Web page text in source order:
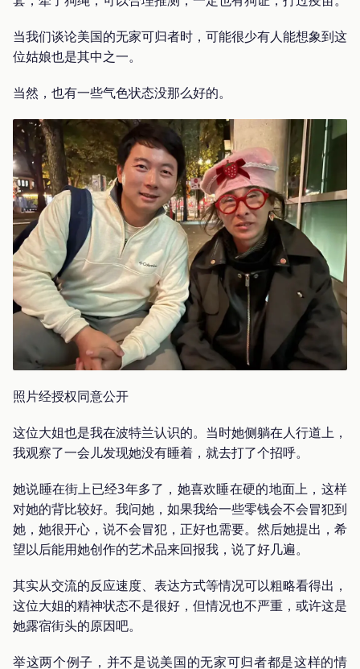
当我们谈论美国的无家可归者时，可能很少有人能想象到这
位姑娘也是其中之一。
当然，也有一些气色状态没那么好的。
照片经授权同意公开
这位大姐也是我在波特兰认识的。当时她侧躺在人行道上，
我观察了一会儿发现她没有睡着，就去打了个招呼。
她说睡在街上已经3年多了，她喜欢睡在硬的地面上，这样
对她的背比较好。我问她，如果我给一些零钱会不会冒犯到
她，她很开心，说不会冒犯，正好也需要。然后她提出，希
望以后能用她创作的艺术品来回报我，说了好几遍。
其实从交流的反应速度、表达方式等情况可以粗略看得出，
这位大姐的精神状态不是很好，但情况也不严重，或许这是
她露宿街头的原因吧。
举这两个例子，并不是说美国的无家可归者都是这样的情